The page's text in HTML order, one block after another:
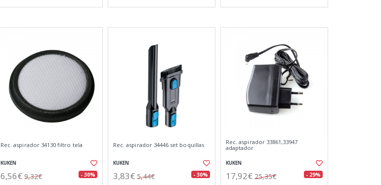
Rec. aspirador 34130 filtro tela
KUKEN
6,56€ 9,32€ - 30%
Rec. aspirador 34446 set boquillas
KUKEN
3,83€ 5,44€ - 30%
Rec. aspirador 33861,33947
adaptador
KUKEN
17,92€ 25,35€ - 29%